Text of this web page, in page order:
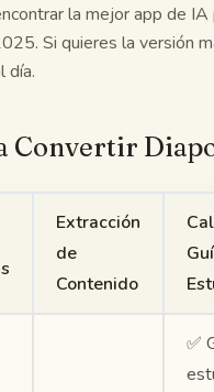
la mejor app de
Si quieres la versión
día.
Convertir
Extracción
de
Contenido
✅